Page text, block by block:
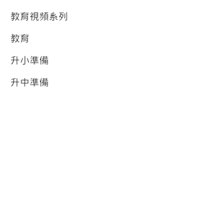
教育視頻系列
教育
升小準備
升中準備